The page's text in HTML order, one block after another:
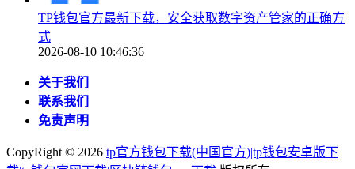
TP钱包官方最新下载，安全获取数字资产管家的正确方
式
2026-08-10 10:46:36
关于我们
联系我们
免责声明
CopyRight © 2026 tp官方钱包下载(中国官方)|tp钱包安卓版下